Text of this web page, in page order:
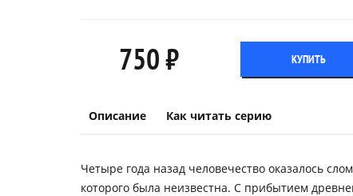
750 ₽ КУПИТЬ
Описание Как читать серию
Четыре года назад человечество оказалось
которого была неизвестна. С прибытием